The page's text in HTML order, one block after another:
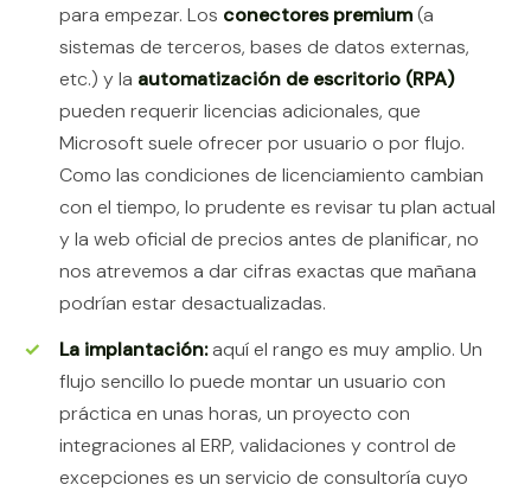
para empezar. Los conectores premium(a
sistemas de terceros, bases de datos externas,
etc.) y la automatización de escritorio (RPA)
pueden requerir licencias adicionales, que
Microsoft suele ofrecer por usuario o por flujo.
Como las condiciones de licenciamiento cambian
con el tiempo, lo prudente es revisar tu plan actual
y la web oficial de precios antes de planificar, no
nos atrevemos a dar cifras exactas que mañana
podrían estar desactualizadas.
La implantación:aquí el rango es muy amplio. Un
flujo sencillo lo puede montar un usuario con
práctica en unas horas, un proyecto con
integraciones al ERP, validaciones y control de
excepciones es un servicio de consultoría cuyo